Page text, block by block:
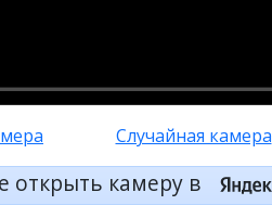
Случайная камера
открыть камеру в